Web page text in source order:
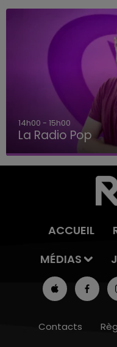
14h00 - 15h00
La Radio Pop
ACCUEIL
MÉDIAS
Contacts